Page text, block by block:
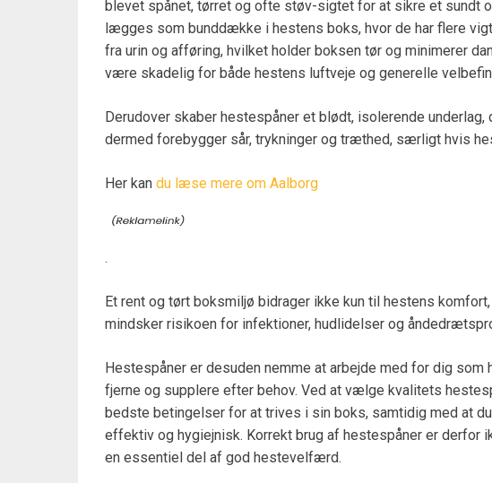
blevet spånet, tørret og ofte støv-sigtet for at sikre et sundt
lægges som bunddække i hestens boks, hvor de har flere
fra urin og afføring, hvilket holder boksen tør og minimerer
være skadelig for både hestens luftveje og generelle
Derudover skaber hestespåner et blødt, isolerende
dermed forebygger sår, trykninger og træthed, særligt hvis
Her kan du læse mere om Aalborg
.
Et rent og tørt boksmiljø bidrager ikke kun til hestens
mindsker risikoen for infektioner, hudlidelser og
Hestespåner er desuden nemme at arbejde med for dig som
fjerne og supplere efter behov. Ved at vælge kvalitets
bedste betingelser for at trives i sin boks, samtidig med at
effektiv og hygiejnisk. Korrekt brug af hestespåner er derfor
en essentiel del af god hestevelfærd.